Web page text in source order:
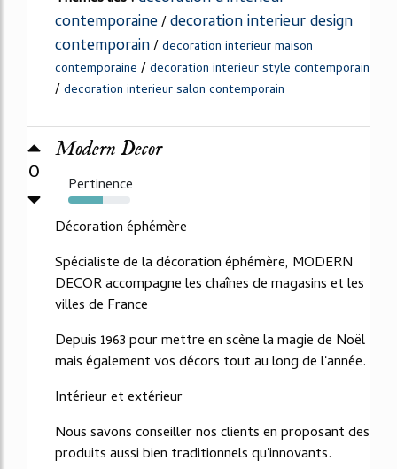
contemporaine/decoration interieur design
contemporain/decoration interieur maison
contemporaine /decoration interieur style contemporain
/decoration interieur salon contemporain
0
Modern Decor
Pertinence
55%
Décoration éphémère
Spécialiste de la décoration éphémère, MODERN
DECOR accompagne les chaînes de magasins et les
villes de France
Depuis 1963 pour mettre en scène la magie de Noël
mais également vos décors tout au long de l'année.
Intérieur et extérieur
Nous savons conseiller nos clients en proposant des
produits aussi bien traditionnels qu'innovants.